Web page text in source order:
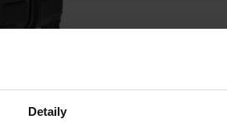
Detaily